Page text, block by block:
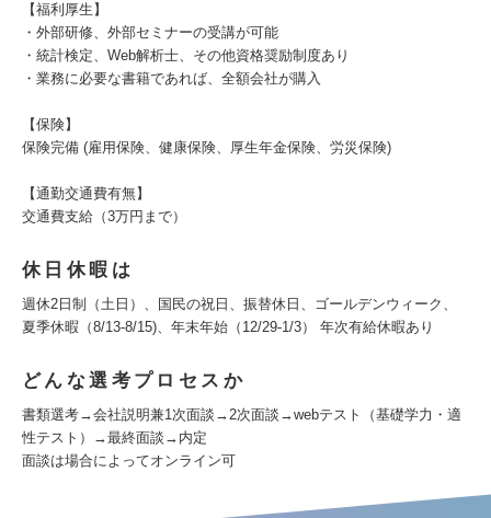
【福利厚生】
・外部研修、外部セミナーの受講が可能
・統計検定、Web解析士、その他資格奨励制度あり
・業務に必要な書籍であれば、全額会社が購入
【保険】
保険完備 (雇用保険、健康保険、厚生年金保険、労災保険)
【通勤交通費有無】
交通費支給（3万円まで）
休日休暇は
週休2日制（土日）、国民の祝日、振替休日、ゴールデンウィーク、
夏季休暇（8/13-8/15)、年末年始（12/29-1/3） 年次有給休暇あり
どんな選考プロセスか
書類選考→会社説明兼1次面談→2次面談→webテスト（基礎学力・適
性テスト）→最終面談→内定
面談は場合によってオンライン可